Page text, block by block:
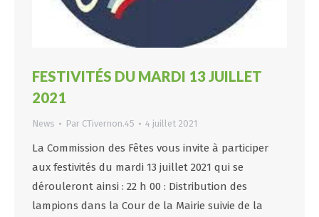
FESTIVITÉS DU MARDI 13 JUILLET
2021
News Par CTivernon.45 4 juillet 2021
La Commission des Fêtes vous invite à participer
aux festivités du mardi 13 juillet 2021 qui se
dérouleront ainsi : 22 h 00 : Distribution des
lampions dans la Cour de la Mairie suivie de la